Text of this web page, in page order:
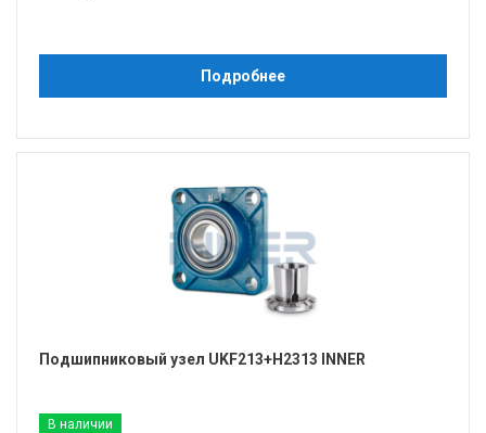
Подробнее
Подшипниковый узел UKF213+H2313 INNER
В наличии